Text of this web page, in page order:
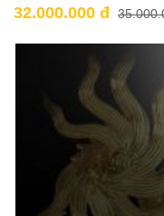
32.000.000 đ